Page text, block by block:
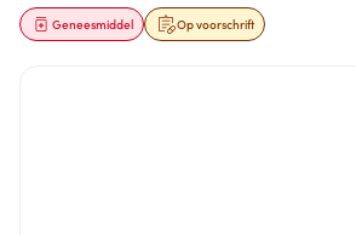
Op voorschrift
Geneesmiddel